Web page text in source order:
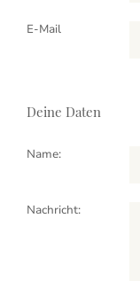
E-Mail
Deine Daten
Name:
Nachricht: